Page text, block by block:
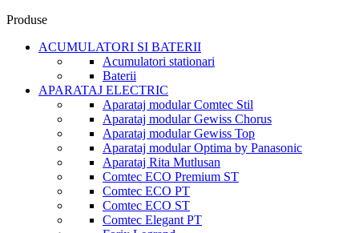
Produse
ACUMULATORI SI BATERII
Acumulatori stationari
Baterii
APARATAJ ELECTRIC
Aparataj modular Comtec Stil
Aparataj modular Gewiss Chorus
Aparataj modular Gewiss Top
Aparataj modular Optima by Panasonic
Aparataj Rita Mutlusan
Comtec ECO Premium ST
Comtec ECO PT
Comtec ECO ST
Comtec Elegant PT